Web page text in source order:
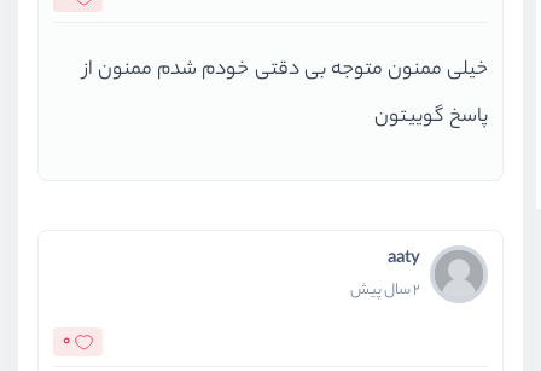
خیلی ممنون متوجه بی دقتی خودم شدم ممنون از
پاسخ گوییتون
aaty
2 سال پیش
0